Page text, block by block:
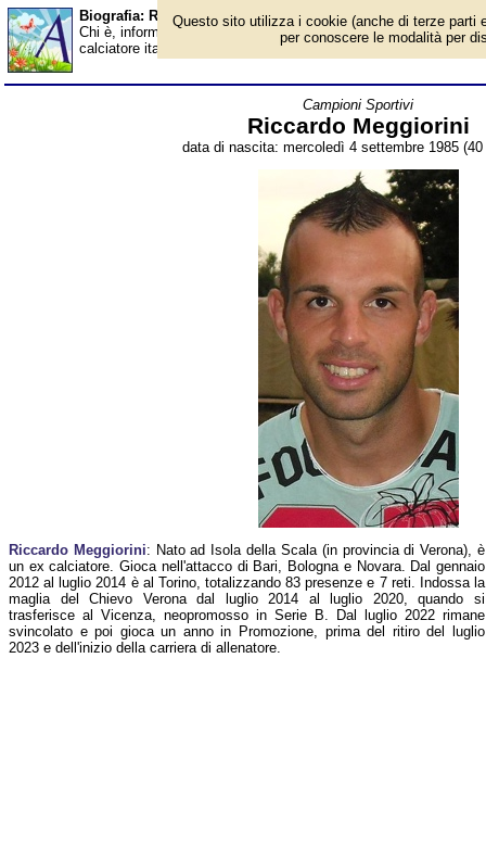
Biografia: Riccardo Meggiorini - età - Almanacco
Chi è, informazioni, foto, qual è la data di nascita, età, dove è
calciatore italiano, allenatore. Breve biografia. Voce
Campioni Sportivi
Riccardo Meggiorini
data di nascita: mercoledì 4 settembre 1985 (40
Riccardo Meggiorini: Nato ad Isola della Scala (in provincia di Verona), è
un ex calciatore. Gioca nell'attacco di Bari, Bologna e Novara. Dal gennaio
2012 al luglio 2014 è al Torino, totalizzando 83 presenze e 7 reti. Indossa la
maglia del Chievo Verona dal luglio 2014 al luglio 2020, quando si
trasferisce al Vicenza, neopromosso in Serie B. Dal luglio 2022 rimane
svincolato e poi gioca un anno in Promozione, prima del ritiro del luglio
2023 e dell'inizio della carriera di allenatore.
Questo sito utilizza i cookie (anche di terze parti
per conoscere le modalità per